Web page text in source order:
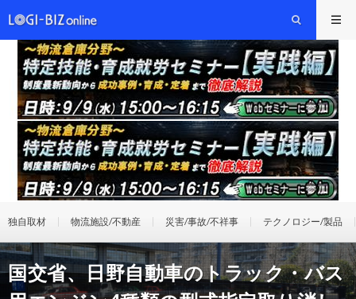
独自取材 物流施設/不動産 災害/事故/不祥事 テクノロジー/製品
国交省、日野自動車のトラック・バス